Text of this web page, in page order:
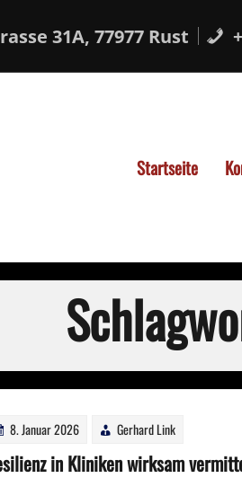
31A, 77977 Rust
Startseite
8. Januar 2026 Gerhard Link
in Kliniken wirksam